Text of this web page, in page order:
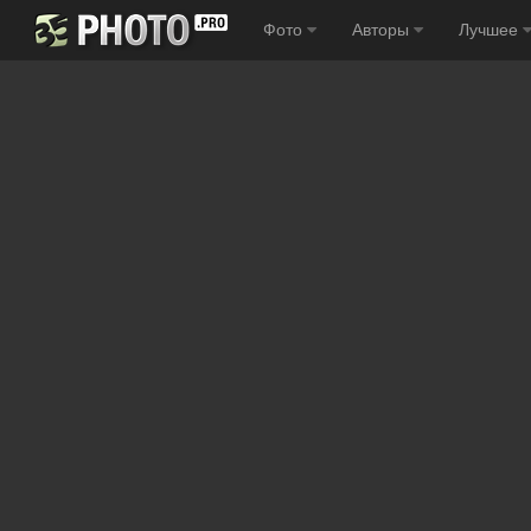
Фото Авторы Лучшее